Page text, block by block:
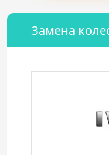
Замена